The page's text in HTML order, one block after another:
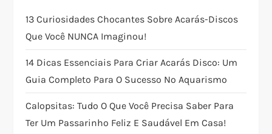
ã
o
d
e
13 Curiosidades Chocantes Sobre Acarás-Discos
Que Você NUNCA Imaginou!
14 Dicas Essenciais Para Criar Acarás Disco: Um
Guia Completo Para O Sucesso No Aquarismo
Calopsitas: Tudo O Que Você Precisa Saber Para
Ter Um Passarinho Feliz E Saudável Em Casa!